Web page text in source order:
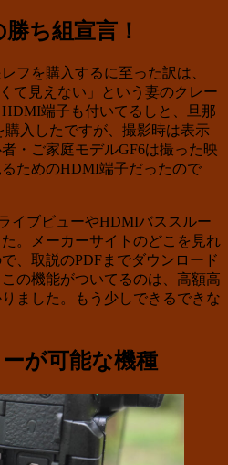
ち組宣言！
フを購入するに至った訳は、
て見えない」という妻のクレー
端子も付いてるしと、旦那
購入したですが、撮影時は表示
・ご家庭モデルGF6は撮った映
ためのHDMI端子だったので
イブビューやHDMIバススルー
。メーカーサイトのどこを見れ
、取説のPDFまでダウンロード
の機能がついてるのは、高額高
ました。もう少しできるできな
が可能な機種